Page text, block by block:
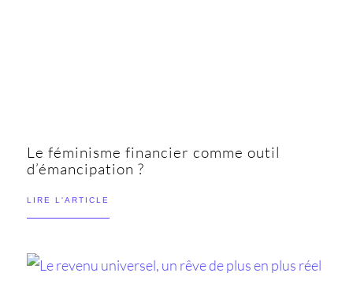
Le féminisme financier comme outil
d’émancipation ?
LIRE L'ARTICLE